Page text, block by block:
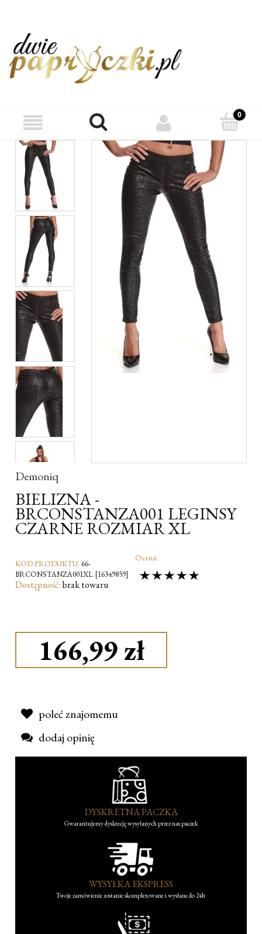
Demoniq
BIELIZNA -
BRCONSTANZA001 LEGINSY
CZARNE ROZMIAR XL
KOD PRODUKTU: 66-
BRCONSTANZA001XL [16349859]
Dostępność:brak towaru
Ocena:
166,99 zł
poleć znajomemu
dodaj opinię
DYSKRETNA PACZKA
Gwarantujemy dyskrecję wysyłanych przez nas paczek
WYSYŁKA EKSPRESS
Twoje zamówienie zostanie skompletowane i wysłane do 24h